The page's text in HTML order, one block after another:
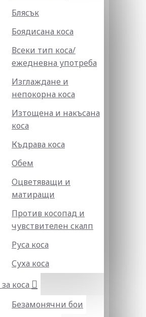
Блясък
Боядисана коса
Всеки тип коса/
ежедневна употреба
Изглаждане и
непокорна коса
Изтощена и накъсана
коса
Къдрава коса
Обем
Оцветяващи и
матиращи
Против косопад и
чувствителен скалп
Руса коса
Суха коса
коса
Безамонячни бои